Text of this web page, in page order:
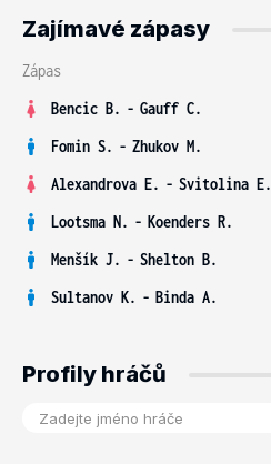
Zajímavé zápasy
Zápas
Bencic B. - Gauff C.
Fomin S. - Zhukov M.
Alexandrova E. - Svitolina E.
Lootsma N. - Koenders R.
Menšík J. - Shelton B.
Sultanov K. - Binda A.
Profily hráčů